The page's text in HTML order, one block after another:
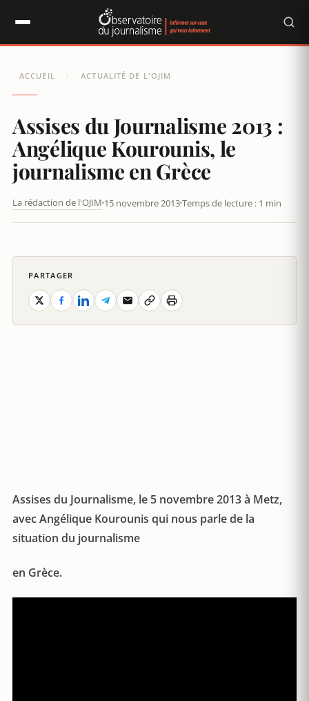
ACCUEIL / ACTUALITÉ DE L'OJIM
Assises du Journalisme 2013 :
Angélique Kourounis, le
journalisme en Grèce
La rédaction de l'OJIM 15 novembre 2013Temps de lecture : 1 min
Assises du Journalisme, le 5 novembre 2013 à Metz,
avec Angélique Kourounis qui nous parle de la
situation du journalisme
en Grèce.
PARTAGER
Panneau de gestion des cookies